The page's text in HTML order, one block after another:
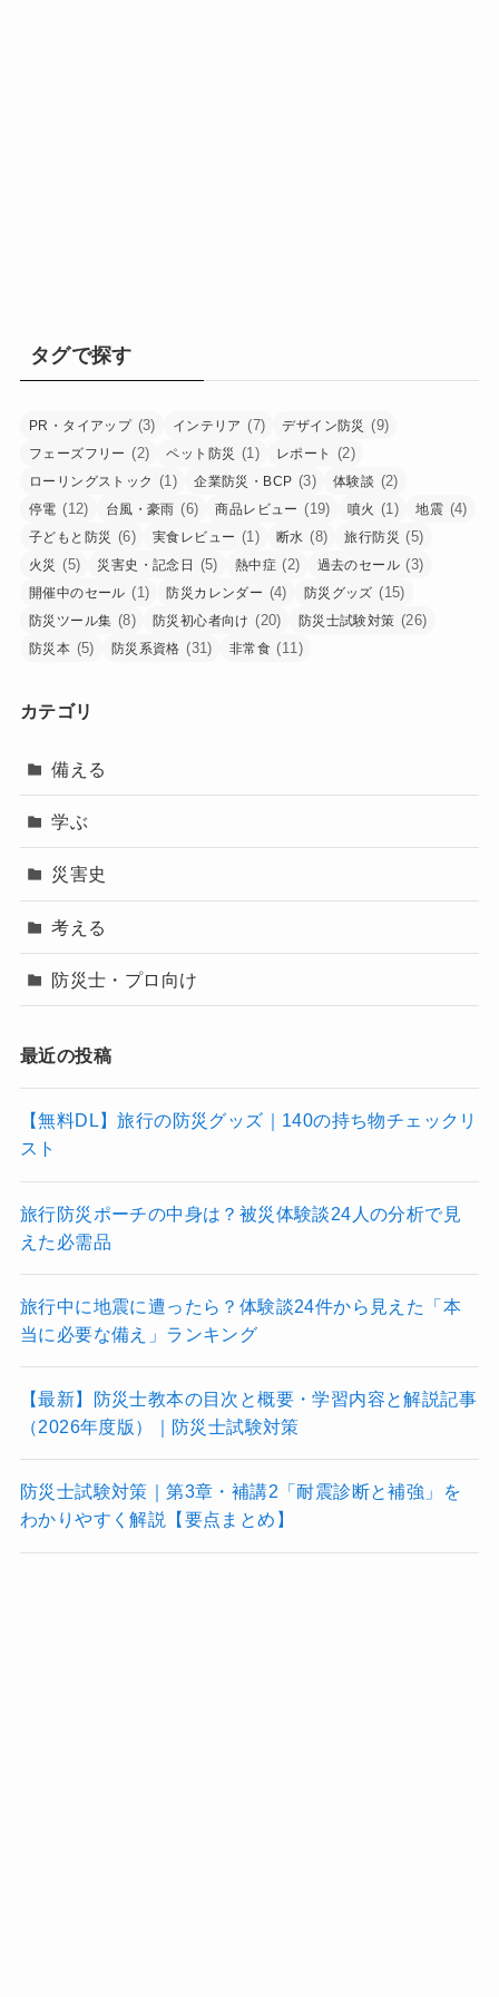
タグで探す
PR・タイアップ (3) インテリア (7) デザイン防災 (9)
フェーズフリー (2) ペット防災 (1) レポート (2)
ローリングストック (1) 企業防災・BCP (3) 体験談 (2)
停電 (12) 台風・豪雨 (6) 商品レビュー (19) 噴火 (1) 地震 (4)
子どもと防災 (6) 実食レビュー (1) 断水 (8) 旅行防災 (5)
火災 (5) 災害史・記念日 (5) 熱中症 (2) 過去のセール (3)
開催中のセール (1) 防災カレンダー (4) 防災グッズ (15)
防災ツール集 (8) 防災初心者向け (20) 防災士試験対策 (26)
防災本 (5) 防災系資格 (31) 非常食 (11)
カテゴリ
備える
学ぶ
災害史
考える
防災士・プロ向け
最近の投稿
【無料DL】旅行の防災グッズ｜140の持ち物チェックリ
スト
旅行防災ポーチの中身は？被災体験談24人の分析で見
えた必需品
旅行中に地震に遭ったら？体験談24件から見えた「本
当に必要な備え」ランキング
【最新】防災士教本の目次と概要・学習内容と解説記事
（2026年度版）｜防災士試験対策
防災士試験対策｜第3章・補講2「耐震診断と補強」を
わかりやすく解説【要点まとめ】